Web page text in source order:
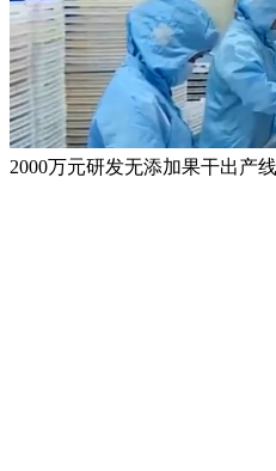
2000万元研发无添加果干出产